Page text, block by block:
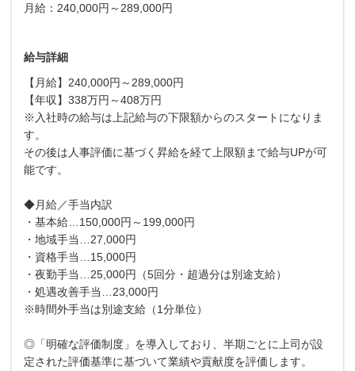
月給：240,000円～289,000円
給与詳細
【月給】240,000円～289,000円
【年収】338万円～408万円
※入社時の給与は上記給与の下限額からのスタートになりま
す。
その後は人事評価に基づく昇給を経て上限額まで給与UPが可
能です。
◆月給／手当内訳
・基本給…150,000円～199,000円
・地域手当…27,000円
・資格手当…15,000円
・夜勤手当…25,000円（5回分・超過分は別途支給）
・処遇改善手当…23,000円
※時間外手当は別途支給（1分単位）
◎「明確な評価制度」を導入しており、半期ごとに上司が設
定された評価基準に基づいて業績や貢献度を評価します。